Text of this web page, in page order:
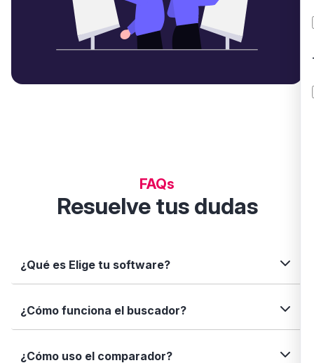
FAQs
Resuelve tus dudas
¿Qué es Elige tu software?
Elige tu software es una plataforma independiente
que te permite descubrir, comparar y analizar
soluciones digitales para tu negocio. Te ayudamos
¿Cómo funciona el buscador?
Simplemente escribe el nombre del software, una
¿Cómo uso el comparador?